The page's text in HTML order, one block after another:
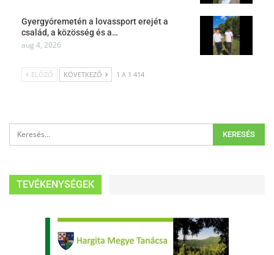
Gyergyóremetén a lovassport erejét a
család, a közösség és a…
aug 4, 2026
ELŐZŐ KÖVETKEZŐ 1 A 1 414
TEVÉKENYSÉGEK